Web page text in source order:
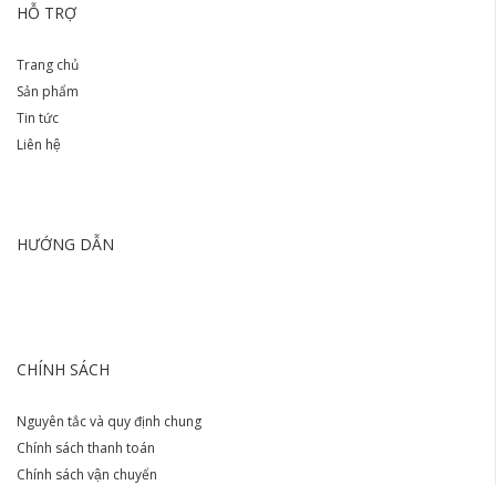
HỖ TRỢ
Trang chủ
Sản phẩm
Tin tức
Liên hệ
HƯỚNG DẪN
CHÍNH SÁCH
Nguyên tắc và quy định chung
Chính sách thanh toán
Chính sách vận chuyển